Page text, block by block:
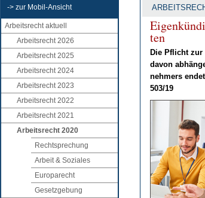
-> zur Mobil-Ansicht
Arbeitsrecht aktuell
Arbeitsrecht 2026
Arbeitsrecht 2025
Arbeitsrecht 2024
Arbeitsrecht 2023
Arbeitsrecht 2022
Arbeitsrecht 2021
Arbeitsrecht 2020
Rechtsprechung
Arbeit & Soziales
Europarecht
Gesetzgebung
ten
Die Pflicht
da­von
neh­mers
503/19